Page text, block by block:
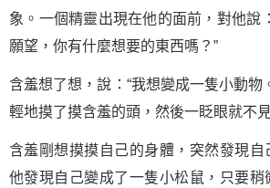
象。一個精靈出現在他的面前，對他說
願望，你有什麼想要的東西嗎？”
含羞想了想，說：“我想變成一隻小動物
輕地摸了摸含羞的頭，然後一眨眼就不
含羞剛想摸摸自己的身體，突然發現自
他發現自己變成了一隻小松鼠，只要稍